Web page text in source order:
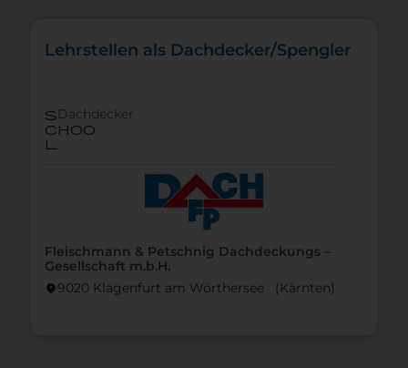
Fleischmann & Petschnig Dachdeckungs –
Gesellschaft m.b.H.
location_on9020 Klagenfurt am Wörthersee (Kärnten)
Lehrstellen als Dachdecker/Spengler
s
choo
l
Dachdecker